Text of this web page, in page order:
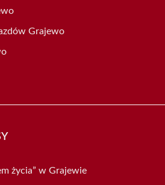
Grajewo
życia” w Grajewie